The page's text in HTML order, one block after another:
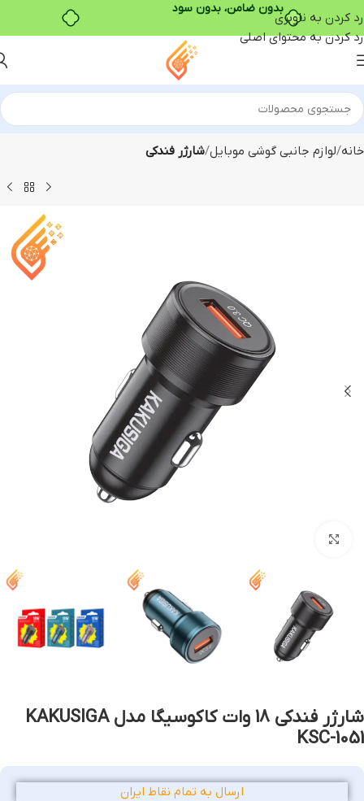
بدون ضامن، بدون سود
رد کردن به ناوبری
رد کردن به محتوای اصلی
خانه لوازم جانبی گوشی موبایل شارژر فندکی
شارژر فندکی 18 وات کاکوسیگا مدل KAKUSIGA
KSC-1051
ارسال به تمام نقاط ایران